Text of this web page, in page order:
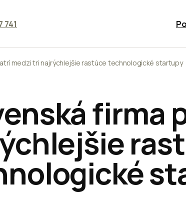
741
medzi tri najrýchlejšie rastúce technologické startupy
firma